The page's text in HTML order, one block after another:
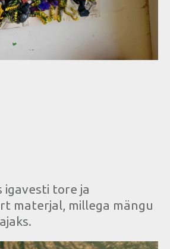
igavesti tore ja
materjal, millega mängu